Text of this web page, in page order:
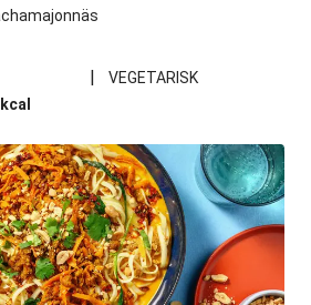
|
VEGETARISK
kcal